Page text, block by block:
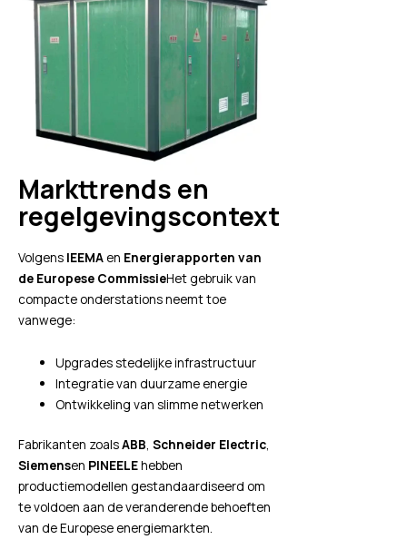
Markttrends en
regelgevingscontext
Volgens IEEMA en Energierapporten van
de Europese CommissieHet gebruik van
compacte onderstations neemt toe
vanwege:
Upgrades stedelijke infrastructuur
Integratie van duurzame energie
Ontwikkeling van slimme netwerken
Fabrikanten zoalsABB, Schneider Electric,
Siemensen PINEELEhebben
productiemodellen gestandaardiseerd om
te voldoen aan de veranderende behoeften
van de Europese energiemarkten.